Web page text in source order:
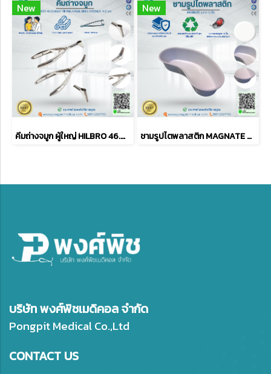
New
คีมถ่างจมูก ผู้ใหญ่ HILBRO 46.0040.03 VIENNA NASAL DRES SPECULA 14.5 cm
New
ชามรูปไตพลาสติก MAGNATE ขนาด 10 นิ้ว
บริษัท พงศ์พิชเมดิคอล จำกัด
Pongpit Medical Co.,Ltd
CONTACT US